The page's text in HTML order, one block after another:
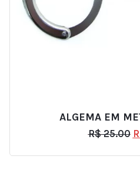
ALGEMA EM
R$25.00